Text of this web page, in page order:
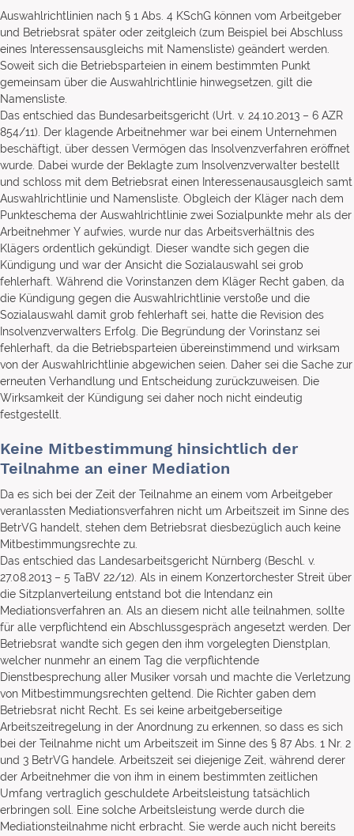
Auswahlrichtlinien nach § 1 Abs. 4 KSchG können vom Arbeitgeber
und Betriebsrat später oder zeitgleich (zum Beispiel bei Abschluss
eines Interessensausgleichs mit Namensliste) geändert werden.
Soweit sich die Betriebsparteien in einem bestimmten Punkt
gemeinsam über die Auswahlrichtlinie hinwegsetzen, gilt die
Namensliste.
Das entschied das Bundesarbeitsgericht (Urt. v. 24.10.2013 – 6 AZR
854/11). Der klagende Arbeitnehmer war bei einem Unternehmen
beschäftigt, über dessen Vermögen das Insolvenzverfahren eröffnet
wurde. Dabei wurde der Beklagte zum Insolvenzverwalter bestellt
und schloss mit dem Betriebsrat einen Interessenausausgleich samt
Auswahlrichtlinie und Namensliste. Obgleich der Kläger nach dem
Punkteschema der Auswahlrichtlinie zwei Sozialpunkte mehr als der
Arbeitnehmer Y aufwies, wurde nur das Arbeitsverhältnis des
Klägers ordentlich gekündigt. Dieser wandte sich gegen die
Kündigung und war der Ansicht die Sozialauswahl sei grob
fehlerhaft. Während die Vorinstanzen dem Kläger Recht gaben, da
die Kündigung gegen die Auswahlrichtlinie verstoße und die
Sozialauswahl damit grob fehlerhaft sei, hatte die Revision des
Insolvenzverwalters Erfolg. Die Begründung der Vorinstanz sei
fehlerhaft, da die Betriebsparteien übereinstimmend und wirksam
von der Auswahlrichtlinie abgewichen seien. Daher sei die Sache zur
erneuten Verhandlung und Entscheidung zurückzuweisen. Die
Wirksamkeit der Kündigung sei daher noch nicht eindeutig
festgestellt.
Keine Mitbestimmung hinsichtlich der
Teilnahme an einer Mediation
Da es sich bei der Zeit der Teilnahme an einem vom Arbeitgeber
veranlassten Mediationsverfahren nicht um Arbeitszeit im Sinne des
BetrVG handelt, stehen dem Betriebsrat diesbezüglich auch keine
Mitbestimmungsrechte zu.
Das entschied das Landesarbeitsgericht Nürnberg (Beschl. v.
27.08.2013 – 5 TaBV 22/12). Als in einem Konzertorchester Streit über
die Sitzplanverteilung entstand bot die Intendanz ein
Mediationsverfahren an. Als an diesem nicht alle teilnahmen, sollte
für alle verpflichtend ein Abschlussgespräch angesetzt werden. Der
Betriebsrat wandte sich gegen den ihm vorgelegten Dienstplan,
welcher nunmehr an einem Tag die verpflichtende
Dienstbesprechung aller Musiker vorsah und machte die Verletzung
von Mitbestimmungsrechten geltend. Die Richter gaben dem
Betriebsrat nicht Recht. Es sei keine arbeitgeberseitige
Arbeitszeitregelung in der Anordnung zu erkennen, so dass es sich
bei der Teilnahme nicht um Arbeitszeit im Sinne des § 87 Abs. 1 Nr. 2
und 3 BetrVG handele. Arbeitszeit sei diejenige Zeit, während derer
der Arbeitnehmer die von ihm in einem bestimmten zeitlichen
Umfang vertraglich geschuldete Arbeitsleistung tatsächlich
erbringen soll. Eine solche Arbeitsleistung werde durch die
Mediationsteilnahme nicht erbracht. Sie werde auch nicht bereits